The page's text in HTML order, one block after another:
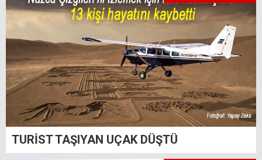
TURİST TAŞIYAN UÇAK DÜŞTÜ